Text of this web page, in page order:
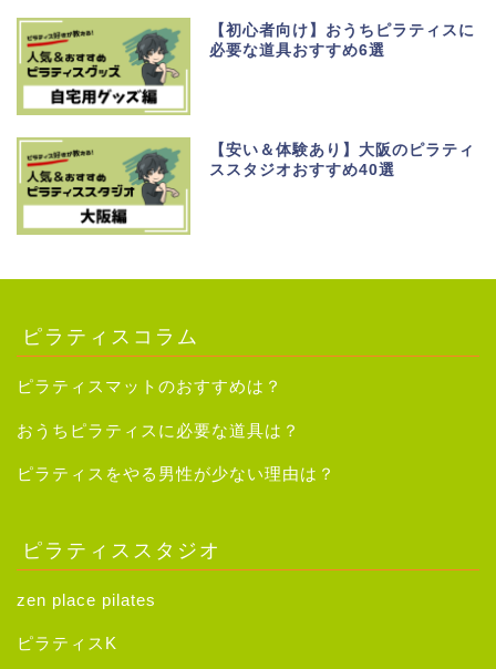
【初心者向け】おうちピラティスに
必要な道具おすすめ6選
【安い＆体験あり】大阪のピラティ
ススタジオおすすめ40選
ピラティスコラム
ピラティスマットのおすすめは？
おうちピラティスに必要な道具は？
ピラティスをやる男性が少ない理由は？
ピラティススタジオ
zen place pilates
ピラティスK